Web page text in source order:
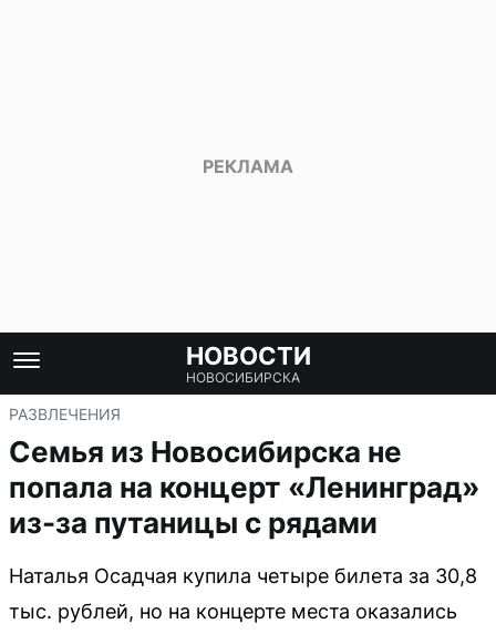
НОВОСТИ
НОВОСИБИРСКА
РАЗВЛЕЧЕНИЯ
Семья из Новосибирска не
попала на концерт «Ленинград»
из-за путаницы с рядами
Наталья Осадчая купила четыре билета за 30,8
тыс. рублей, но на концерте места оказались